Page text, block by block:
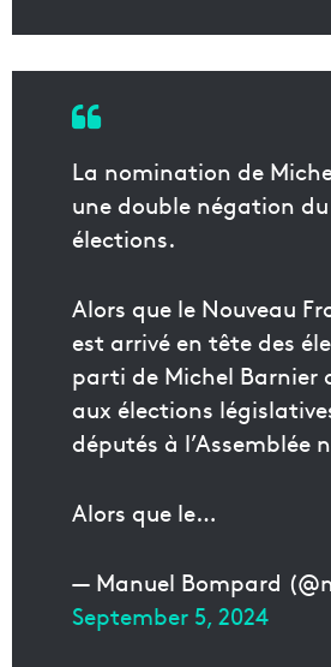
La nomination de
une double négation
élections.
Alors que le Nouveau
est arrivé en tête des
parti de Michel Barnier
aux élections
députés à l’Assemblée
Alors que le…
— Manuel Bompard
September 5, 2024